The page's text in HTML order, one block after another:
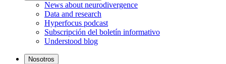
News about neurodivergence
Data and research
Hyperfocus podcast
Subscripción del boletín informativo
Understood blog
Nosotros